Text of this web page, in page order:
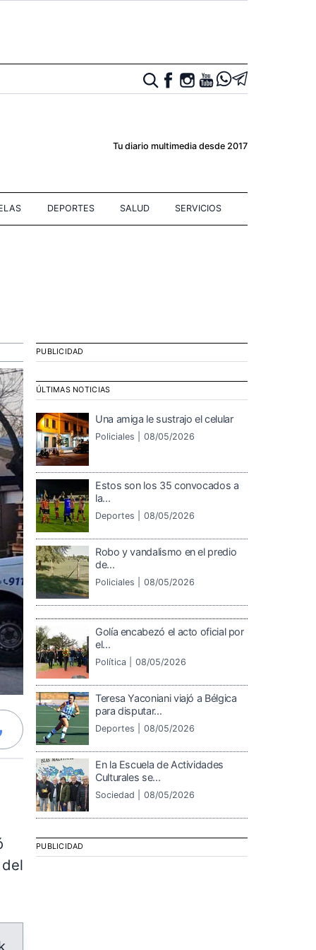
Tu diario multimedia desde 2017
DEPORTES SALUD SERVICIOS
PUBLICIDAD
ÚLTIMAS NOTICIAS
Una amiga le sustrajo el celular
Policiales | 08/05/2026
Estos son los 35 convocados a
la...
Deportes | 08/05/2026
Robo y vandalismo en el predio
de...
Policiales | 08/05/2026
Golía encabezó el acto oficial por
el...
Política | 08/05/2026
Teresa Yaconiani viajó a Bélgica
para disputar...
Deportes | 08/05/2026
En la Escuela de Actividades
Culturales se...
Sociedad | 08/05/2026
PUBLICIDAD